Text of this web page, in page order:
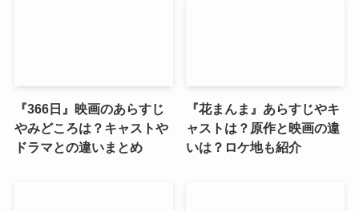
『366日』映画のあらすじ
やみどころは？キャストや
ドラマとの違いまとめ
『花まんま』あらすじやキ
ャストは？原作と映画の違
いは？ロケ地も紹介